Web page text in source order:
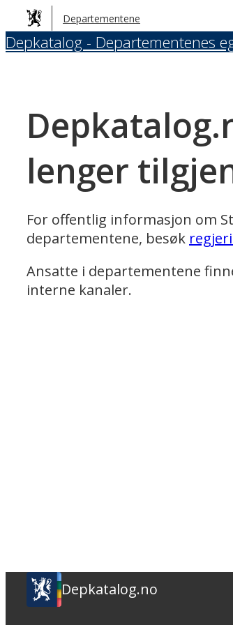
Hopp
til
hovedinnhold
Departementene
Depkatalog - Departementenes
lenger
For offentlig informasjon om
departementene, besøk
Ansatte i departementene
interne kanaler.
Depkatalog.no